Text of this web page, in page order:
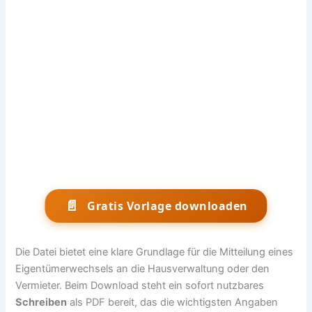
📄 Gratis Vorlage downloaden
Die Datei bietet eine klare Grundlage für die Mitteilung eines
Eigentümerwechsels an die Hausverwaltung oder den
Vermieter. Beim Download steht ein sofort nutzbares
Schreiben als PDF bereit, das die wichtigsten Angaben